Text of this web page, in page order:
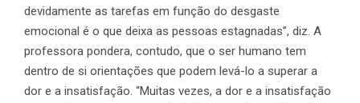
devidamente as tarefas em função do desgaste
emocional é o que deixa as pessoas estagnadas”, diz. A
professora pondera, contudo, que o ser humano tem
dentro de si orientações que podem levá-lo a superar a
dor e a insatisfação. “Muitas vezes, a dor e a insatisfação